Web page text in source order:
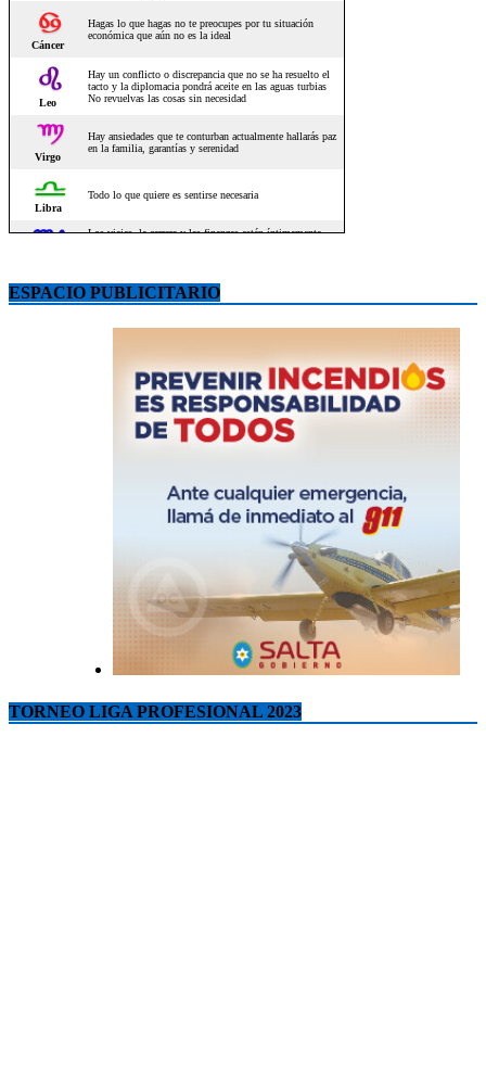
ESPACIO PUBLICITARIO
TORNEO LIGA PROFESIONAL 2023